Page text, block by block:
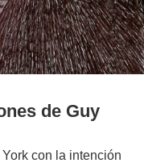
de Guy
con la intención